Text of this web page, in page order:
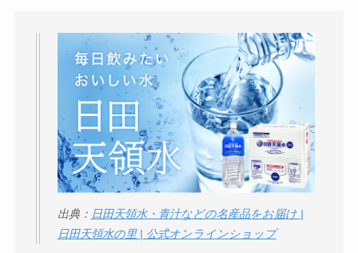
【怪しい？】帝国デ
ータバンクの口コ
ミ・評判は実際ど
う？
【怪しい？】セルプ
ロモート株式会社の
口コミ・評判は実際
どう？
出典： 日田天領水・青汁などの名産品をお届け |
日田天領水の里 | 公式オンラインショップ